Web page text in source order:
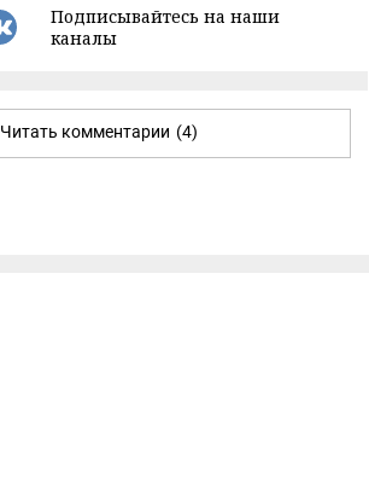
Подписывайтесь на наши
каналы
Читать комментарии (4)